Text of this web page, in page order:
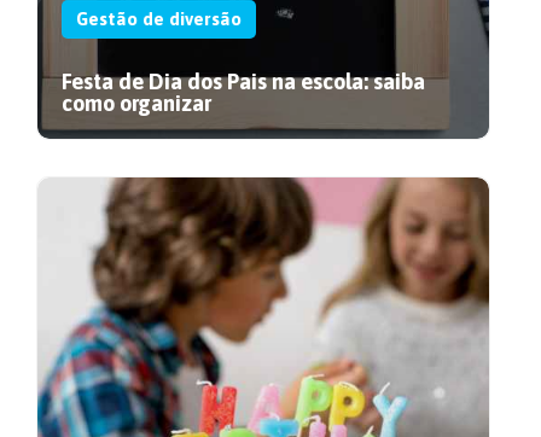
Gestão de diversão
Festa de Dia dos Pais na escola: saiba
como organizar